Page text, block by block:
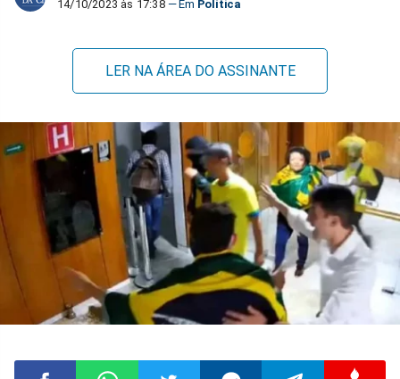
14/10/2023 às 17:38 Política
LER NA ÁREA DO ASSINANTE